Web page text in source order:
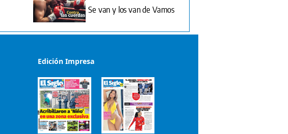
Se van y los van de Vamos
Edición Impresa